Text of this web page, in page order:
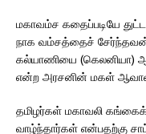
மகாவம்ச கதைப்படியே
நாக வம்சத்தைச்
கல்யாணியை (கெலனியா)
என்ற அரசனின் மகள்
தமிழர்கள் மகாவலி
வாழ்ந்தார்கள் என்பதற்கு